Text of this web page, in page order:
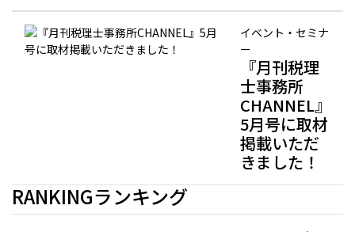
イベント・セミナ
ー
『月刊税理
士事務所
CHANNEL』
5月号に取材
掲載いただ
きました！
RANKINGランキング